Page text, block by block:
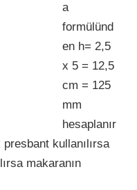
a
formülünd
en h= 2,5
x 5 = 12,5
cm = 125
mm
hesaplanır
presbant kullanılırsa
makaranın